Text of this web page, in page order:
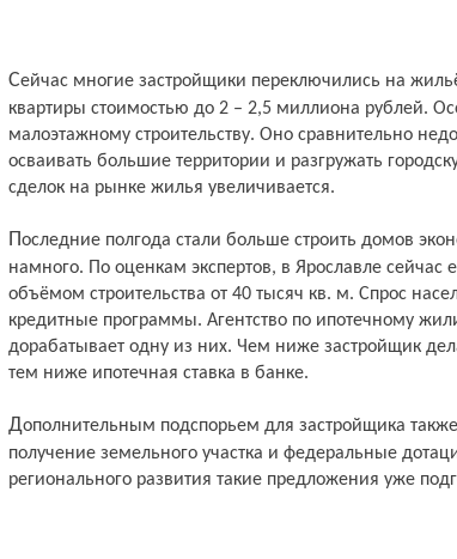
Сейчас многие застройщики переключились на жильё эконом-класса. То есть на
квартиры стоимостью до 2 – 2,5 миллиона рублей.
малоэтажному строительству. Оно сравнительно
осваивать большие территории и разгружать
сделок на рынке жилья увеличивается.
Последние полгода стали больше строить домов эконом-класса. Правда, совсем не
намного. По оценкам экспертов, в Ярославле сейчас
объёмом строительства от 40 тысяч кв. м. Спрос
кредитные программы. Агентство по ипотечному
дорабатывает одну из них. Чем ниже застройщик
тем ниже ипотечная ставка в банке.
Дополнительным подспорьем для застройщика также могут стать упрощённое
получение земельного участка и федеральные
регионального развития такие предложения уже